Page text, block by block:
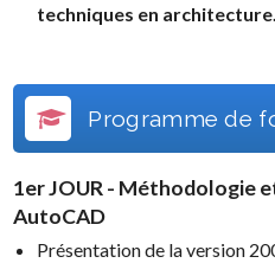
techniques en architecture.
Programme de
1er JOUR - Méthodologie
AutoCAD
Présentation de la version